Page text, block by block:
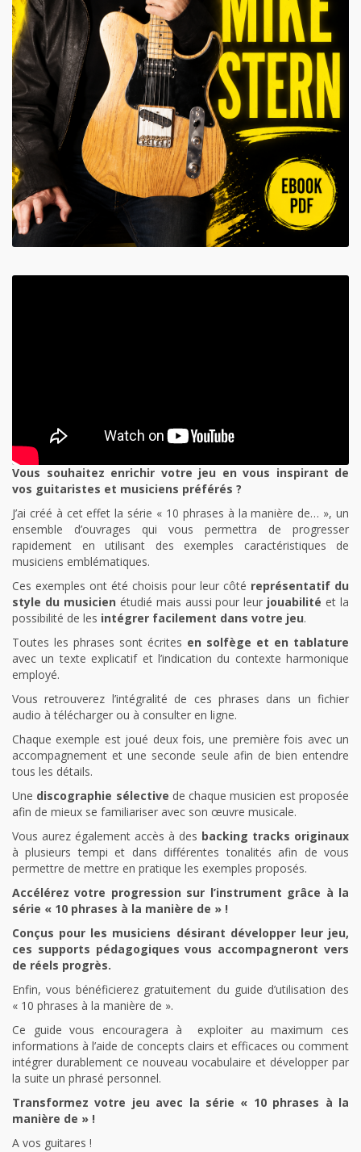
Vous souhaitez enrichir votre jeu en vous inspirant de
vos guitaristes et musiciens préférés ?
J’ai créé à cet effet la série « 10 phrases à la manière de… », un
ensemble d’ouvrages qui vous permettra de progresser
rapidement en utilisant des exemples caractéristiques de
musiciens emblématiques.
Ces exemples ont été choisis pour leur côté représentatif du
style du musicien étudié mais aussi pour leur jouabilité et la
possibilité de les intégrer facilement dans votre jeu.
Toutes les phrases sont écrites en solfège et en tablature
avec un texte explicatif et l’indication du contexte harmonique
employé.
Vous retrouverez l’intégralité de ces phrases dans un fichier
audio à télécharger ou à consulter en ligne.
Chaque exemple est joué deux fois, une première fois avec un
accompagnement et une seconde seule afin de bien entendre
tous les détails.
Une discographie sélective de chaque musicien est proposée
afin de mieux se familiariser avec son œuvre musicale.
Vous aurez également accès à des backing tracks originaux
à plusieurs tempi et dans différentes tonalités afin de vous
permettre de mettre en pratique les exemples proposés.
Accélérez votre progression sur l’instrument grâce à la
série « 10 phrases à la manière de » !
Conçus pour les musiciens désirant développer leur jeu,
ces supports pédagogiques vous accompagneront vers
de réels progrès.
Enfin, vous bénéficierez gratuitement du guide d’utilisation des
« 10 phrases à la manière de ».
Ce guide vous encouragera à
exploiter au maximum ces
informations à l’aide de concepts clairs et efficaces ou comment
intégrer durablement ce nouveau vocabulaire et développer par
la suite un phrasé personnel.
Transformez votre jeu avec la série « 10 phrases à la
manière de » !
A vos guitares !